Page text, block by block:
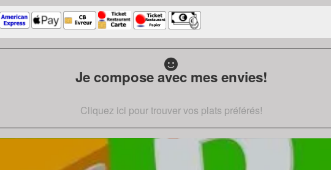
Je compose avec mes envies!
Cliquez ici pour trouver vos plats préférés!